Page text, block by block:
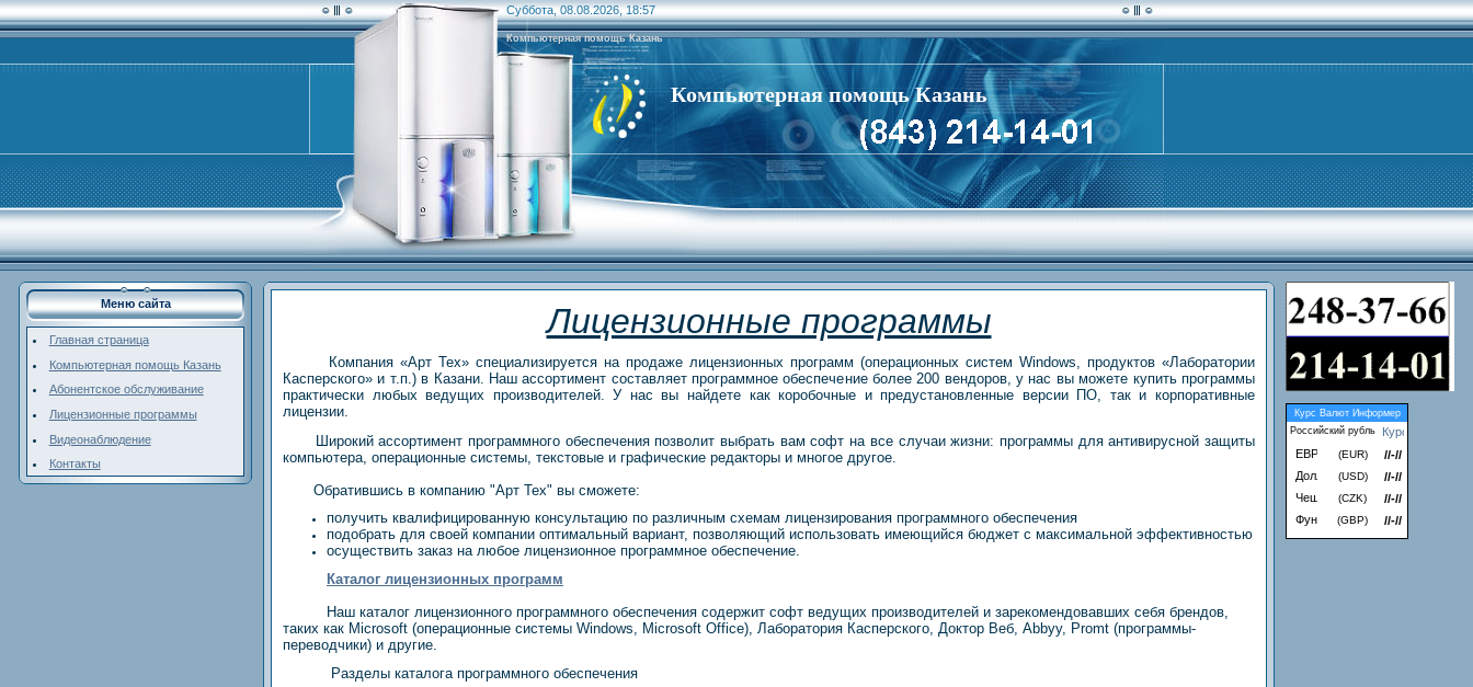
Суббота, 08.08.2026, 18:57
Компьютерная помощь Казань
Компьютерная помощь Казань
Меню сайта
Главная страница
Компьютерная помощь Казань
Абонентское обслуживание
Лицензионные программы
Видеонаблюдение
Контакты
Лицензионные программы
Компания «Арт Тех» специализируется на продаже лицензионных программ (операционных систем Windows, продуктов «Лаборатории
Касперского» и т.п.) в Казани. Наш ассортимент составляет программное обеспечение более 200 вендоров, у нас вы можете купить программы
практически любых ведущих производителей. У нас вы найдете как коробочные и предустановленные версии ПО, так и корпоративные
лицензии.
Широкий ассортимент программного обеспечения позволит выбрать вам софт на все случаи жизни: программы для антивирусной защиты
компьютера, операционные системы, текстовые и графические редакторы и многое другое.
Обратившись в компанию "Арт Тех" вы сможете:
получить квалифицированную консультацию по различным схемам лицензирования программного обеспечения
подобрать для своей компании оптимальный вариант, позволяющий использовать имеющийся бюджет с максимальной эффективностью
осуществить заказ на любое лицензионное программное обеспечение.
Каталог лицензионных программ
Наш каталог лицензионного программного обеспечения содержит софт ведущих производителей и зарекомендовавших себя брендов,
таких как Microsoft (операционные системы Windows, Microsoft Office), Лаборатория Касперского, Доктор Веб, Abbyy, Promt (программы-
переводчики) и другие.
Разделы каталога программного обеспечения
Курс Валют Информер
Российский рубль
(EUR) //-//
(USD) //-//
(CZK) //-//
(GBP) //-//